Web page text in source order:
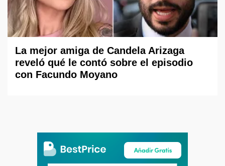
La mejor amiga de Candela Arizaga
reveló qué le contó sobre el episodio
con Facundo Moyano